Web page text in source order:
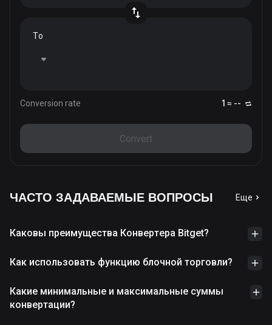
To
Conversion rate 1 ≈ --
Convert
ЧАСТО ЗАДАВАЕМЫЕ ВОПРОСЫ Еще
Каковы преимущества Конвертера Bitget?
Как использовать функцию блочной торговли?
Какие минимальные и максимальные суммы
конвертации?